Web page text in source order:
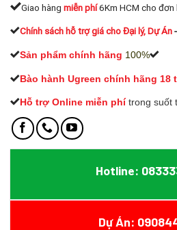
Giao hàng miễn phí6Km HCM cho
Chính sách hỗ trợ giá cho Đại lý, Dự Án-
Sản phẩm chính hãng 100%
Bào hành Ugreen chính hãng 18
Hỗ trợ Online miễn phí trong suốt
Hotline:
Dự Án: